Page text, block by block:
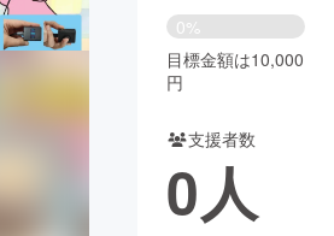
書籍・雑誌
CAMPFIRE Creation
0%
目標金額は10,000
円
支援者数
0人